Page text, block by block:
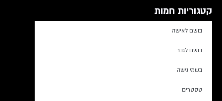
קטגוריות חמות
בושם לאישה
בושם לגבר
בשמי נישה
טסטרים